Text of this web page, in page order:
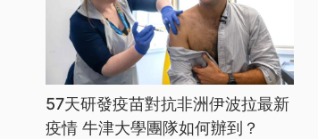
57天研發疫苗對抗非洲伊波拉最新
疫情 牛津大學團隊如何辦到？